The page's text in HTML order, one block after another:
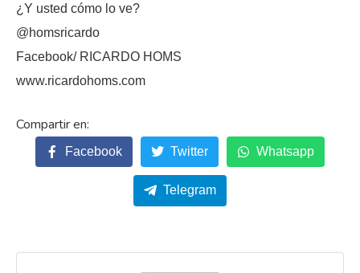
¿Y usted cómo lo ve?
@homsricardo
Facebook/ RICARDO HOMS
www.ricardohoms.com
Facebook Twitter Whatsapp
Telegram